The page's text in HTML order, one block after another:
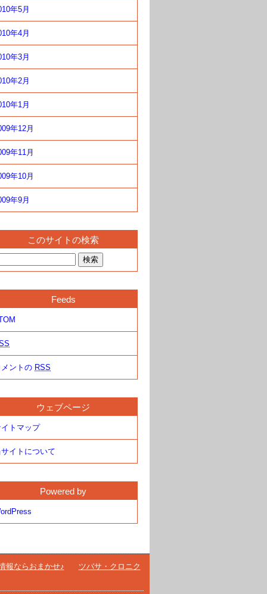
年5月
年4月
年3月
年2月
年1月
年12月
年11月
年10月
年9月
このサイトの検索
Feeds
メントの RSS
ウェブページ
トマップ
サイトについて
Powered by
報ならおまかせ♪
ツバサ・クロニク